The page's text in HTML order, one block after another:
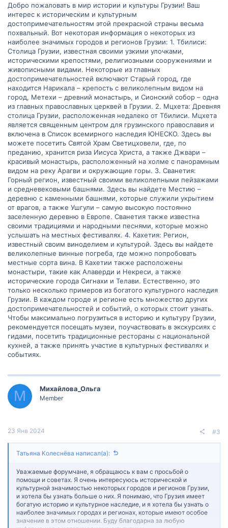
культурные фестивали и события, которые можно увидеть или
посетить в этих местах. Кроме того, если у вас есть какие-либо
советы и рекомендации по путешествию в эти города и
регионы, включая лучшие способы погрузиться в их историю и
культуру, я была бы очень благодарна за вашу помощь. Заранее
благодарю вас за вашу помощь и рекомендации!
Добро пожаловать в мир истории и культуры Грузии! Ваш
интерес к историческим и культурным
достопримечательностям этой прекрасной страны весьма
похвальный. Вот некоторая информация о некоторых из
наиболее значимых городов и регионов Грузии: 1. Тбилиси:
Столица Грузии, известная своими узкими улочками,
историческими крепостями, религиозными сооружениями и
живописными видами. Некоторые из главных
достопримечательностей включают Старый город, где
находится Нарикала – крепость с великолепным видом на
город, Метехи – древний монастырь, и Сионский собор – одна
из главных православных церквей в Грузии. 2. Мцхета: Древняя
столица Грузии, расположенная недалеко от Тбилиси. Мцхета
является священным центром для грузинского православия и
включена в Список всемирного наследия ЮНЕСКО. Здесь вы
можете посетить Святой Храм Светицховели, где, по
преданию, хранится риза Иисуса Христа, а также Джвари –
красивый монастырь, расположенный на холме с панорамным
видом на реку Арагви и окружающие горы. 3. Сванетия:
Горный регион, известный своими великолепными пейзажами
и средневековыми башнями. Здесь вы найдете Местию –
деревню с каменными башнями, которые служили укрытием
от врагов, а также Ушгули – самую высокую постоянно
заселенную деревню в Европе. Сванетия также известна
своими традициями и народными песнями, которые можно
услышать на местных фестивалях. 4. Кахетия: Регион,
известный своим виноделием и культурой. Здесь вы найдете
великолепные винные погреба, где можно попробовать
местные сорта вина. В Кахетии также расположены
монастыри, такие как Алаверди и Некреси, а также
исторические города Сигнахи и Телави. Естественно, это
только несколько примеров из богатого культурного наследия
Грузии. В каждом городе и регионе есть множество других
достопримечательностей и событий, о которых стоит узнать.
Чтобы максимально погрузиться в историю и культуру Грузии,
рекомендуется посещать музеи, поучаствовать в экскурсиях с
гидами, посетить традиционные рестораны с национальной
кухней, а также принять участие в культурных фестивалях и
событиях.
М Михайлова_Ольга
Member
23 Янв 2024 #3
Татьяна Колеснёва написал(а):
Уважаемые форумчане, я обращаюсь к вам с просьбой о
помощи и советах. Я очень интересуюсь исторической и
культурной значимостью некоторых городов и регионов Грузии,
и хотела бы узнать больше о них. Я понимаю, что Грузия имеет
богатую историю и культурное наследие, и я хотела бы узнать о
наиболее значимых городах и регионах, которые имеют особое
значение в этом отношении. Буду благодарна за любую